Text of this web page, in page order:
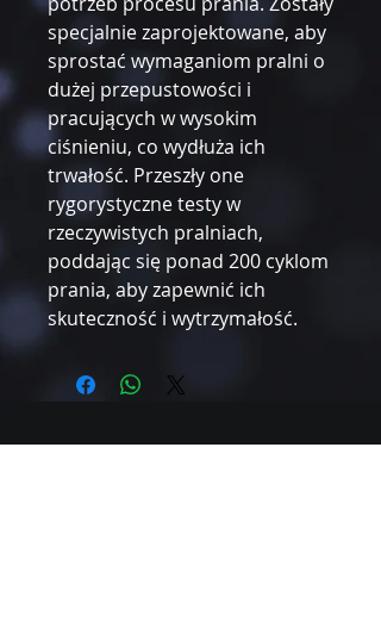
specjalnie zaprojektowane, aby
sprostać wymaganiom pralni o
dużej przepustowości i
pracujących w wysokim
ciśnieniu, co wydłuża ich
trwałość. Przeszły one
rygorystyczne testy w
rzeczywistych pralniach,
poddając się ponad 200 cyklom
prania, aby zapewnić ich
skuteczność i wytrzymałość.